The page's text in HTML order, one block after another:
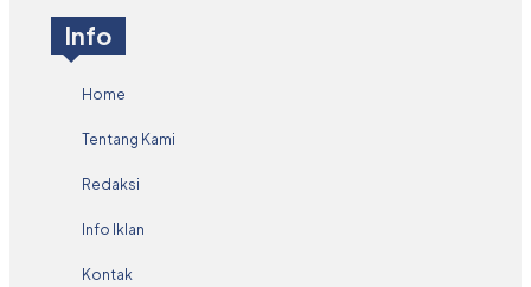
Info
Home
Tentang Kami
Redaksi
Info Iklan
Kontak